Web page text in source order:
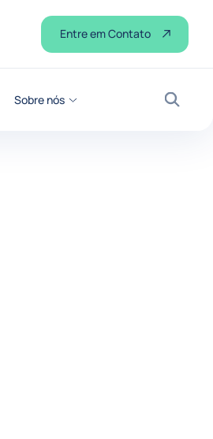
Sobre nós
Busca
Entre em Contato